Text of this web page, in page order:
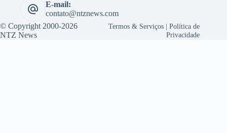
E-mail:
contato@ntznews.com
© Copyright 2000-2026
NTZ News
Termos & Serviços |Política de
Privacidade